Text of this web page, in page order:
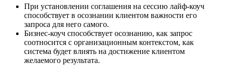
При установлении соглашения на сессию лайф-коуч
способствует в осознании клиентом важности его
запроса для него самого.
Бизнес-коуч способствует осознанию, как запрос
соотносится с организационным контекстом, как
система будет влиять на достижение клиентом
желаемого результата.